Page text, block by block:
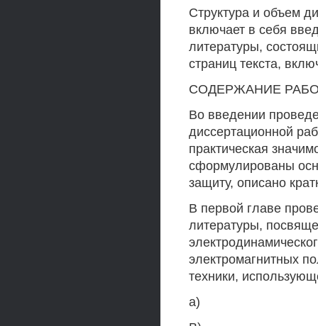
Структура и объем
включает в себя
литературы,
страниц текста,
СОДЕРЖАНИЕ
Во введении
диссертационной
практическая
сформулированы
защиту, описано
В первой главе
литературы,
электромагнитных
техники,
а)